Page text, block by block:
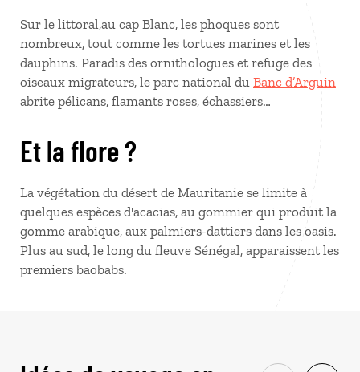
Sur le littoral,au cap Blanc, les phoques sont
nombreux, tout comme les tortues marines et les
dauphins. Paradis des ornithologues et refuge des
oiseaux migrateurs, le parc national du Banc d’Arguin
abrite pélicans, flamants roses, échassiers…
Et la flore ?
La végétation du désert de Mauritanie se limite à
quelques espèces d'acacias, au gommier qui produit la
gomme arabique, aux palmiers-dattiers dans les oasis.
Plus au sud, le long du fleuve Sénégal, apparaissent les
premiers baobabs.